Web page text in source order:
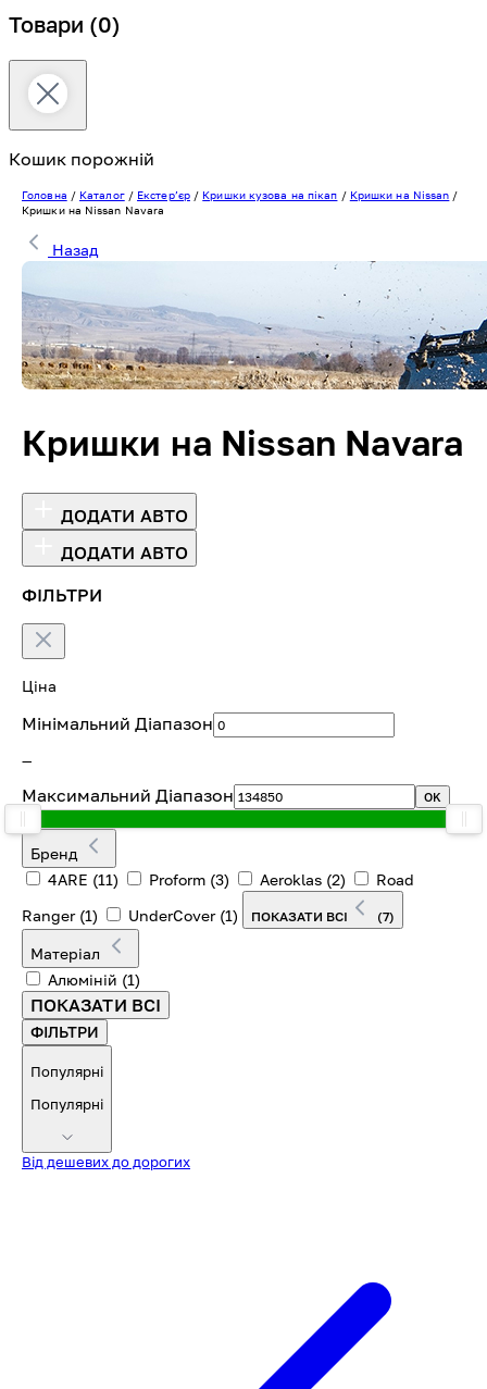
Товари (0)
Кошик порожній
Головна / Каталог/ Екстерʼєр/ Кришки кузова на пікап / Кришки на Nissan /
Кришки на Nissan Navara
Назад
Кришки на Nissan Navara
ДОДАТИ АВТО
ДОДАТИ АВТО
ФІЛЬТРИ
Ціна
Мінімальний Діапазон
—
Максимальний Діапазон OK
Бренд
4ARE (11) Proform (3) Aeroklas (2)
Road
Ranger (1) UnderCover (1) ПОКАЗАТИ ВСІ (7)
Матеріал
Алюміній (1)
ПОКАЗАТИ ВСІ
ФІЛЬТРИ
Популярні
Популярні
Від дешевих до дорогих